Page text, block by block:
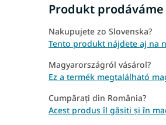
Produkt
Nakupujete zo Slovenska?
Tento produkt nájdete aj na
Magyarországról vásárol?
Ez a termék megtalálható
Cumpărați din România?
Acest produs îl găsiți și în